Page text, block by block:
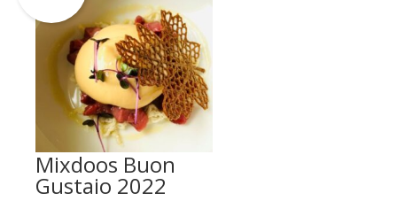
Mixdoos Buon
Gustaio 2022